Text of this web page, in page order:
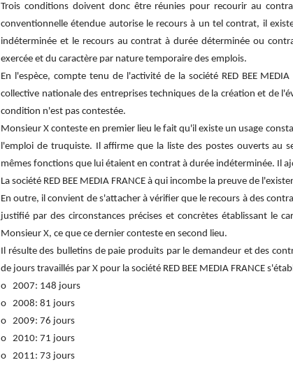
Trois conditions doivent donc être réunies pour recourir au
conventionnelle étendue autorise le recours à un tel contrat, il
indéterminée et le recours au contrat à durée déterminée ou
exercée et du caractère par nature temporaire des emplois.
En l'espèce, compte tenu de l'activité de la société RED BEE
collective nationale des entreprises techniques de la création et de
condition n'est pas contestée.
Monsieur X conteste en premier lieu le fait qu'il existe un usage
l'emploi de truquiste. Il affirme que la liste des postes ouverts au
mêmes fonctions que lui étaient en contrat à durée indéterminée. Il
La société RED BEE MEDIA FRANCE à qui incombe la preuve de
En outre, il convient de s'attacher à vérifier que le recours à des
justifié par des circonstances précises et concrètes établissant le
Monsieur X, ce que ce dernier conteste en second lieu.
Il résulte des bulletins de paie produits par le demandeur et des
de jours travaillés par X pour la société RED BEE MEDIA FRANCE
o 2007: 148 jours
o 2008: 81 jours
o 2009: 76 jours
o 2010: 71 jours
o 2011: 73 jours